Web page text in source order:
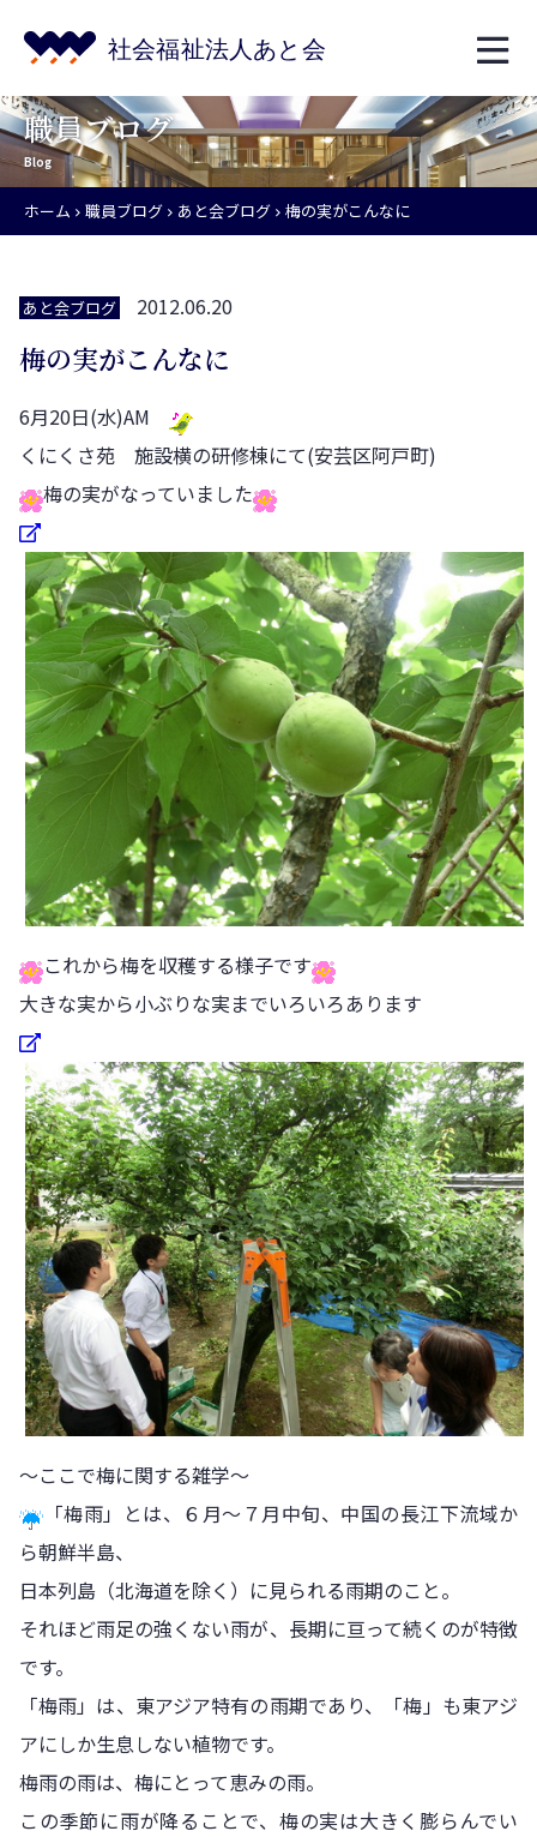
職員ブログ
Blog
ホーム 職員ブログ あと会ブログ 梅の実がこんなに
あと会ブログ 2012.06.20
梅の実がこんなに
6月20日(水)AM
くにくさ苑 施設横の研修棟にて(安芸区阿戸町)
梅の実がなっていました
これから梅を収穫する様子です
大きな実から小ぶりな実までいろいろあります
～ここで梅に関する雑学～
「梅雨」とは、６月～７月中旬、中国の長江下流域か
ら朝鮮半島、
日本列島（北海道を除く）に見られる雨期のこと。
それほど雨足の強くない雨が、長期に亘って続くのが特徴
です。
「梅雨」は、東アジア特有の雨期であり、「梅」も東アジ
アにしか生息しない植物です。
梅雨の雨は、梅にとって恵みの雨。
この季節に雨が降ることで、梅の実は大きく膨らんでい